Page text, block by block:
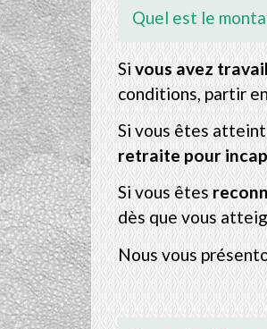
Quel est le
Sivous avez
conditions, partir
Si vous êtes atteint
retraite pour
Si vous êtes
dès que vous
Nous vous